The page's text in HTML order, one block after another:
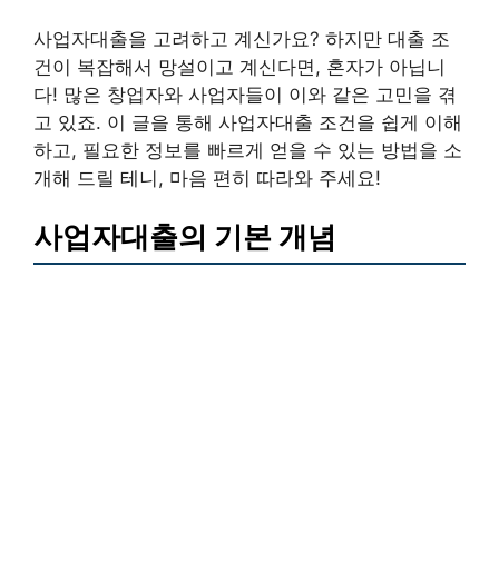
사업자대출을 고려하고 계신가요? 하지만 대출 조
건이 복잡해서 망설이고 계신다면, 혼자가 아닙니
다! 많은 창업자와 사업자들이 이와 같은 고민을 겪
고 있죠. 이 글을 통해 사업자대출 조건을 쉽게 이해
하고, 필요한 정보를 빠르게 얻을 수 있는 방법을 소
개해 드릴 테니, 마음 편히 따라와 주세요!
사업자대출의 기본 개념